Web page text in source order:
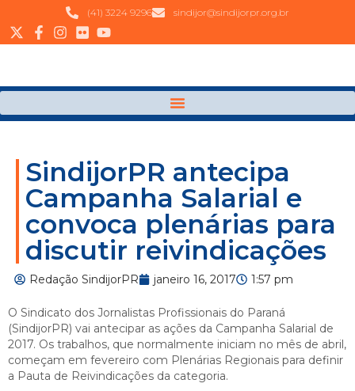
(41) 3224 9296 sindijor@sindijorpr.org.br
SindijorPR antecipa
Campanha Salarial e
convoca plenárias para
discutir reivindicações
Redação SindijorPR janeiro 16, 2017 1:57 pm
O Sindicato dos Jornalistas Profissionais do Paraná
(SindijorPR) vai antecipar as ações da Campanha Salarial de
2017. Os trabalhos, que normalmente iniciam no mês de abril,
começam em fevereiro com Plenárias Regionais para definir
a Pauta de Reivindicações da categoria.